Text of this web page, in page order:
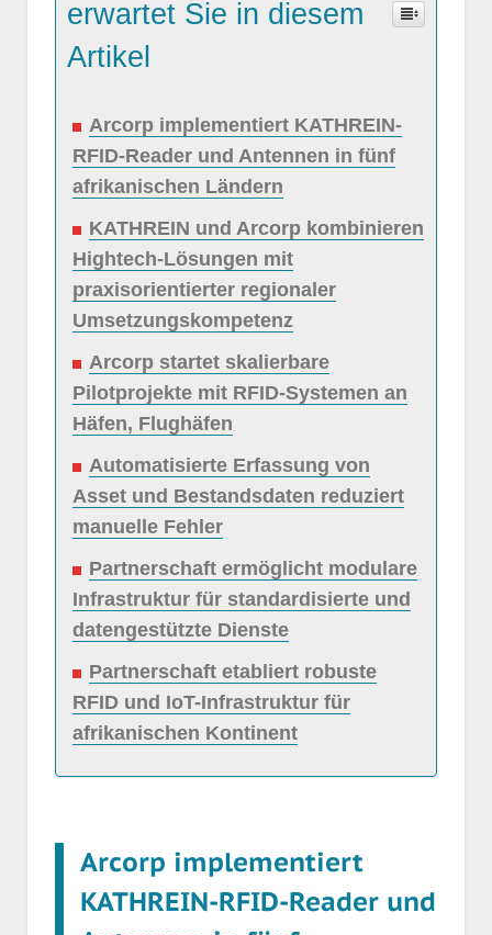
erwartet Sie in diesem
Artikel
Arcorp implementiert KATHREIN-
RFID-Reader und Antennen in fünf
afrikanischen Ländern
KATHREIN und Arcorp kombinieren
Hightech-Lösungen mit
praxisorientierter regionaler
Umsetzungskompetenz
Arcorp startet skalierbare
Pilotprojekte mit RFID-Systemen an
Häfen, Flughäfen
Automatisierte Erfassung von
Asset und Bestandsdaten reduziert
manuelle Fehler
Partnerschaft ermöglicht modulare
Infrastruktur für standardisierte und
datengestützte Dienste
Partnerschaft etabliert robuste
RFID und IoT-Infrastruktur für
afrikanischen Kontinent
Arcorp implementiert
KATHREIN-RFID-Reader und